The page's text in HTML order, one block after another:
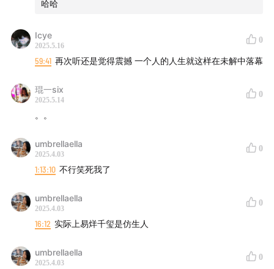
哈哈
Icye
2025.5.16
0
59:41 再次听还是觉得震撼 一个人的人生就这样在未解中落幕
琨一six
2025.5.14
0
。。
umbrellaella
2025.4.03
0
1:13:10 不行笑死我了
umbrellaella
2025.4.03
0
16:12 实际上易烊千玺是仿生人
umbrellaella
2025.4.03
0